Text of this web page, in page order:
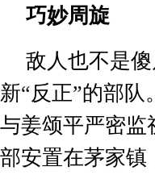
巧妙周旋
敌人也不是
新“反正”的部队
与姜颂平严密监
部安置在茅家镇